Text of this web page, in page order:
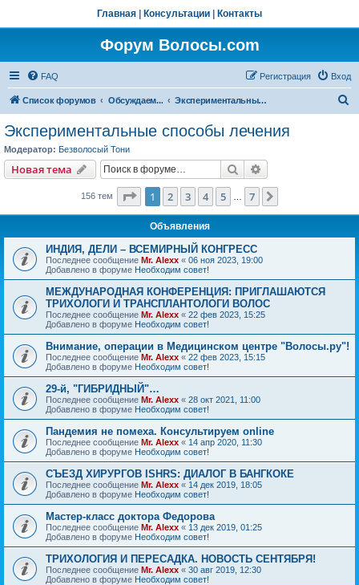
Главная Консультации Контакты
Форум Волосы.com
FAQ Вход
Регистрация
Список форумов Обсуждаем... Экспериментальные способы лечения
Экспериментальные способы лечения
Модератор: Безволосый Тони
Новая тема Поиск
156 тем Страница из
1 2 3 4 5 7
Объявления
ИНДИЯ, ДЕЛИ – ВСЕМИРНЫЙ КОНГРЕСС
Последнее сообщение Mr. Alexx « 06 ноя 2023, 19:00
Добавлено в форуме Необходим совет!
МЕЖДУНАРОДНАЯ КОНФЕРЕНЦИЯ: ПРИГЛАШАЮТСЯ
ТРИХОЛОГИ И ТРАНСПЛАНТОЛОГИ ВОЛОС
Последнее сообщение Mr. Alexx « 22 фев 2023, 15:25
Добавлено в форуме Необходим совет!
Внимание, операции в Медицинском центре "Волосы.ру"!
Последнее сообщение Mr. Alexx « 22 фев 2023, 15:15
Добавлено в форуме Необходим совет!
29-й, "ГИБРИДНЫЙ"…
Последнее сообщение Mr. Alexx « 28 окт 2021, 11:00
Добавлено в форуме Необходим совет!
Пандемия не помеха. Консультируем online
Последнее сообщение Mr. Alexx « 14 апр 2020, 11:30
Добавлено в форуме Необходим совет!
СЪЕЗД ХИРУРГОВ ISHRS: ДИАЛОГ В БАНГКОКЕ
Последнее сообщение Mr. Alexx « 14 дек 2019, 18:05
Добавлено в форуме Необходим совет!
Мастер-класс доктора Федорова
Последнее сообщение Mr. Alexx « 13 дек 2019, 01:25
Добавлено в форуме Необходим совет!
ТРИХОЛОГИЯ И ПЕРЕСАДКА. НОВОСТЬ СЕНТЯБРЯ!
Последнее сообщение Mr. Alexx « 30 авг 2019, 12:30
Добавлено в форуме Необходим совет!